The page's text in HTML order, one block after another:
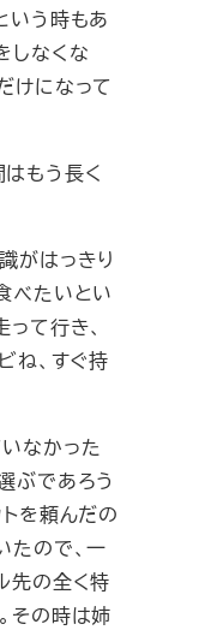
いう時もあ
しなくな
けになって
もう長く
がはっきり
べたいとい
て行き、
ね、すぐ持
なかった
ぶであろう
を頼んだの
たので、一
先の全く特
その時は姉